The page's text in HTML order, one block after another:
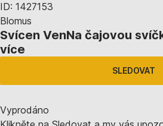
ID: 1427153
Blomus
Svícen VenNa čajovou
více
SLEDOVAT
Vyprodáno